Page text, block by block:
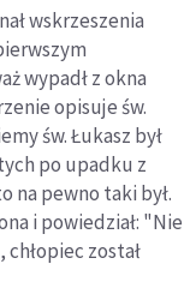
wskrzeszenia
wypadł z okna
opisuje św.
św. Łukasz był
po upadku z
na pewno taki był.
i powiedział: "Nie
został